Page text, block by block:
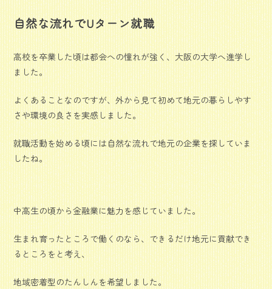
自然な流れでUターン就職
高校を卒業した頃は都会への憧れが強く、大阪の大学へ進学し
ました。
よくあることなのですが、外から見て初めて地元の暮らしやす
さや環境の良さを実感しました。
就職活動を始める頃には自然な流れで地元の企業を探していま
したね。
中高生の頃から金融業に魅力を感じていました。
生まれ育ったところで働くのなら、できるだけ地元に貢献でき
るところをと考え、
地域密着型のたんしんを希望しました。